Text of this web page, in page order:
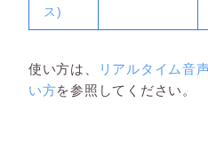
ス)
使い方は、
リアルタイム音
い方を参照してください。